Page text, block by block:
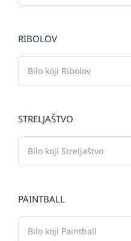
RIBOLOV
STRELJAŠTVO
PAINTBALL